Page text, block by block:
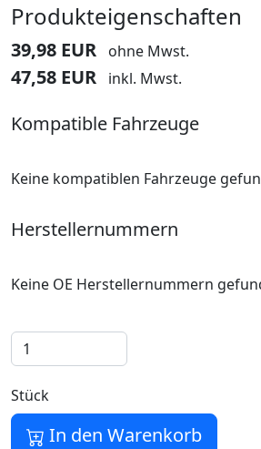
Produkteigenschaften
39,98 EUR ohne Mwst.
47,58 EUR inkl. Mwst.
Kompatible Fahrzeuge
Keine kompatiblen Fahrzeuge
Herstellernummern
Keine OE Herstellernummern
Stück
In den Warenkorb